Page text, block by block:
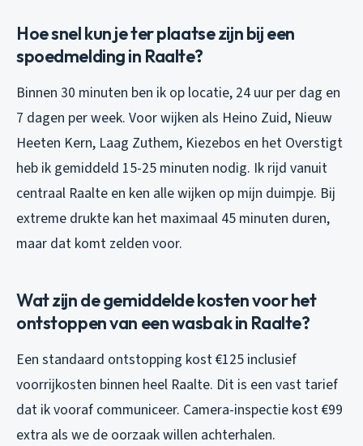
Hoe snel kun je ter plaatse zijn bij een
spoedmelding in Raalte?
Binnen 30 minuten ben ik op locatie, 24 uur per dag en
7 dagen per week. Voor wijken als Heino Zuid, Nieuw
Heeten Kern, Laag Zuthem, Kiezebos en het Overstigt
heb ik gemiddeld 15-25 minuten nodig. Ik rijd vanuit
centraal Raalte en ken alle wijken op mijn duimpje. Bij
extreme drukte kan het maximaal 45 minuten duren,
maar dat komt zelden voor.
Wat zijn de gemiddelde kosten voor het
ontstoppen van een wasbak in Raalte?
Een standaard ontstopping kost €125 inclusief
voorrijkosten binnen heel Raalte. Dit is een vast tarief
dat ik vooraf communiceer. Camera-inspectie kost €99
extra als we de oorzaak willen achterhalen.